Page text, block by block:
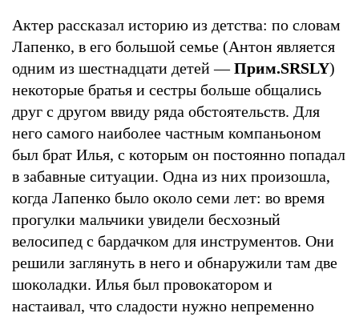
Актер рассказал историю из детства: по словам
Лапенко, в его большой семье (Антон является
одним из шестнадцати детей —Прим.SRSLY)
некоторые братья и сестры больше общались
друг с другом ввиду ряда обстоятельств. Для
него самого наиболее частным компаньоном
был брат Илья, с которым он постоянно попадал
в забавные ситуации. Одна из них произошла,
когда Лапенко было около семи лет: во время
прогулки мальчики увидели бесхозный
велосипед с бардачком для инструментов. Они
решили заглянуть в него и обнаружили там две
шоколадки. Илья был провокатором и
настаивал, что сладости нужно непременно